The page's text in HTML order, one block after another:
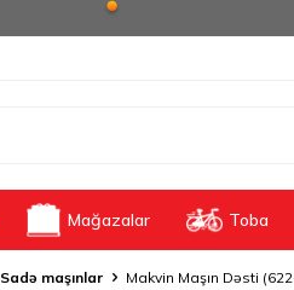
Mağazalar Toba
Sadə maşınlar Makvin Maşın Dəsti